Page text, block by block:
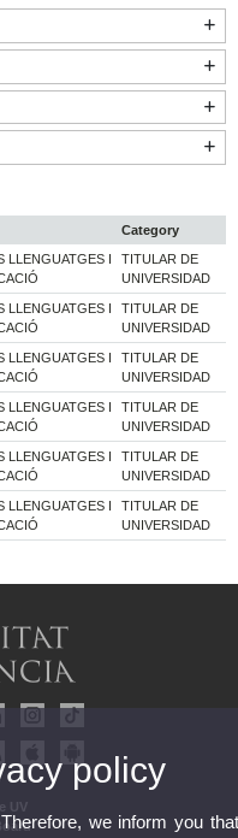
Category
LLENGUATGES I
TITULAR DE
UNIVERSIDAD
LLENGUATGES I
TITULAR DE
UNIVERSIDAD
LLENGUATGES I
TITULAR DE
UNIVERSIDAD
LLENGUATGES I
TITULAR DE
UNIVERSIDAD
LLENGUATGES I
TITULAR DE
UNIVERSIDAD
LLENGUATGES I
TITULAR DE
UNIVERSIDAD
UV
policy
we inform you